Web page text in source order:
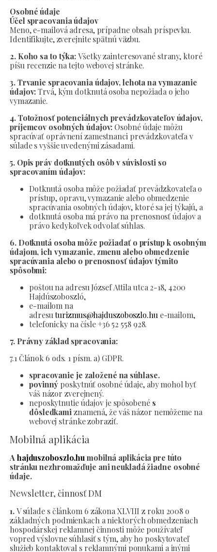
Osobné údaje
Účel spracovania údajov
Meno, e-mailová adresa, prípadne obsah príspevku.
Identifikujte, zverejnite spätnú väzbu.
2. Koho sa to týka:Všetky zainteresované strany, ktoré
píšu recenzie na tejto webovej stránke.
3. Trvanie spracovania údajov, lehota na vymazanie
údajov:Trvá, kým dotknutá osoba nepožiada o jeho
vymazanie.
4. Totožnosť potenciálnych prevádzkovateľov údajov,
príjemcov osobných údajov: Osobné údaje môžu
spracúvať oprávnení zamestnanci prevádzkovateľa v
súlade s vyššie uvedenými zásadami.
5. Opis práv dotknutých osôb v súvislosti so
spracovaním údajov:
Dotknutá osoba môže požiadať prevádzkovateľa o
prístup, opravu, vymazanie alebo obmedzenie
spracúvania osobných údajov, ktoré sa jej týkajú, a
dotknutá osoba má právo na prenosnosť údajov a
právo kedykoľvek odvolať súhlas.
6. Dotknutá osoba môže požiadať o prístup k osobným
údajom, ich vymazanie, zmenu alebo obmedzenie
spracúvania alebo o prenosnosť údajov týmito
spôsobmi:
poštou na adresu József Attila utca 2-18, 4200
Hajdúszoboszló,
e-mailom na
adresuturizmus@hajduszoboszlo.hu e-mailom,
telefonicky na čísle +36 52 558 928.
7. Právny základ spracovania:
7.1 Článok 6 ods. 1 písm. a) GDPR.
spracovanie je založené na súhlase.
povinný poskytnúť osobné údaje, aby mohol byť
váš názor zverejnený.
neposkytnutie údajov je spôsobené s
dôsledkami znamená, že váš názor nemôžeme na
webovej stránke zobraziť.
Mobilná aplikácia
A hajduszoboszlo.hu mobilná aplikácia pre túto
stránku nezhromažďuje ani neukladá žiadne osobné
údaje.
Newsletter, činnosť DM
1.V súlade s článkom 6 zákona XLVIII z roku 2008 o
základných podmienkach a niektorých obmedzeniach
hospodárskej reklamnej činnosti môže používateľ
vopred výslovne súhlasiť s tým, aby ho poskytovateľ
služieb kontaktoval s reklamnými ponukami a inými